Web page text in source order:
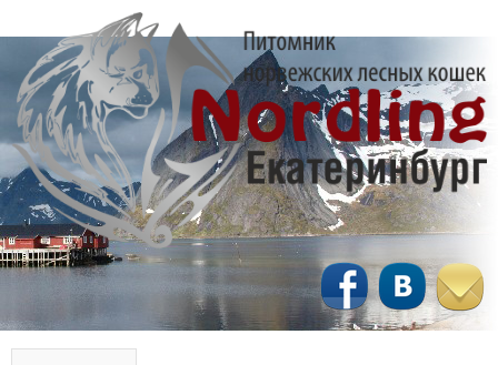
Перейти
к
основному
содержанию
N
o